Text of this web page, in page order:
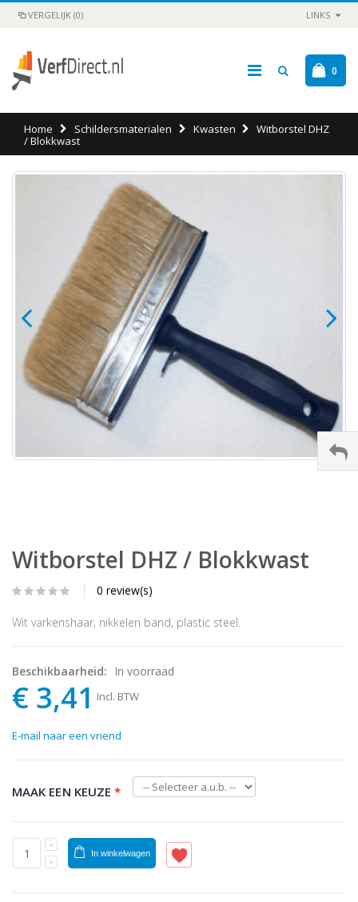
VERGELIJK (0) LINKS
0
Home Schildersmaterialen Kwasten
Witborstel DHZ
/ Blokkwast
Witborstel DHZ / Blokkwast
0 review(s)
Wit varkenshaar, nikkelen band, plastic steel.
Beschikbaarheid: In voorraad
€ 3,41 Incl. BTW
E-mail naar een vriend
MAAK EEN KEUZE *
In winkelwagen